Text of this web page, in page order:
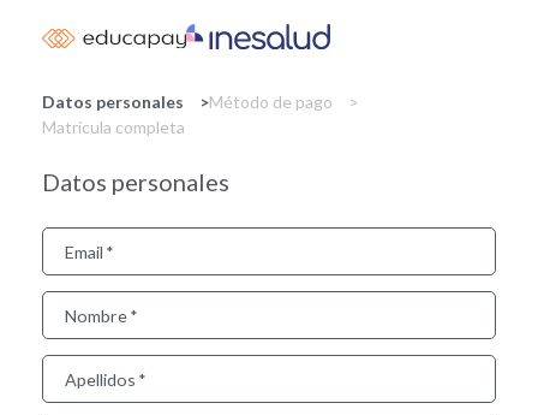
to
content
Datos personales
Método de pago
Matrícula completa
Datos personales
Email
Nombre
Apellidos